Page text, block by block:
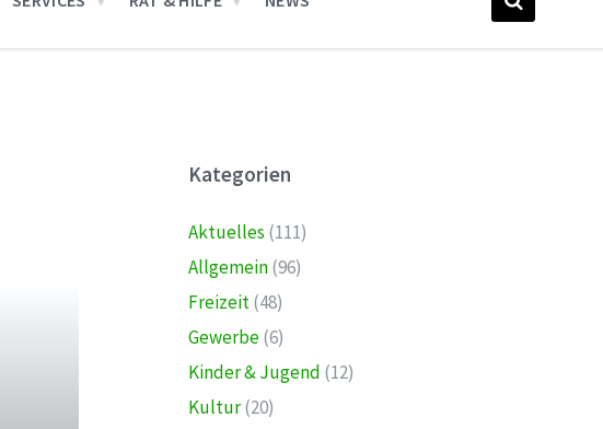
Kategorien
Aktuelles (111)
Allgemein(96)
Freizeit(48)
Gewerbe(6)
Kinder & Jugend (12)
Kultur(20)